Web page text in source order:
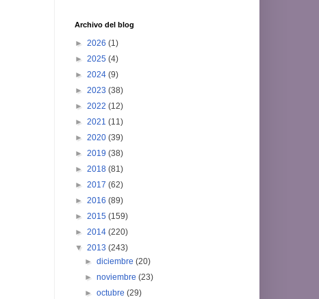
Archivo del blog
► 2026 (1)
► 2025 (4)
► 2024 (9)
► 2023 (38)
► 2022 (12)
► 2021 (11)
► 2020 (39)
► 2019 (38)
► 2018 (81)
► 2017 (62)
► 2016 (89)
► 2015 (159)
► 2014 (220)
▼ 2013 (243)
►diciembre(20)
►noviembre(23)
►octubre(29)